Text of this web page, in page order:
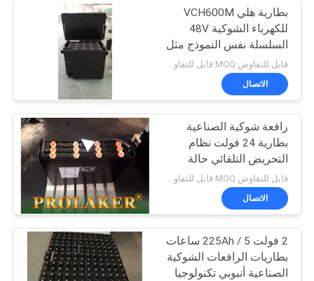
بطارية هلي VCH600M
للكهرباء الشوكية 48V
السلسلة نفس النموذج مثل
بطارية هلي للكهرباء
الشوكية 2 طن
الاتصال
رافعة شوكية الصناعية
بطارية 24 فولت نظام
التحريض التلقائي حالة
خشبية التغليف
الاتصال
2 فولت 225Ah / 5 ساعات
بطاريات الرافعات الشوكية
الصناعية أنبوبي تكنولوجيا